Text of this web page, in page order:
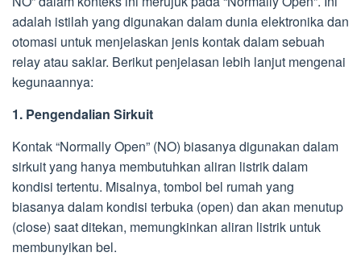
adalah istilah yang digunakan dalam dunia elektronika dan
otomasi untuk menjelaskan jenis kontak dalam sebuah
relay atau saklar. Berikut penjelasan lebih lanjut mengenai
kegunaannya:
1. Pengendalian Sirkuit
Kontak “Normally Open” (NO) biasanya digunakan dalam
sirkuit yang hanya membutuhkan aliran listrik dalam
kondisi tertentu. Misalnya, tombol bel rumah yang
biasanya dalam kondisi terbuka (open) dan akan menutup
(close) saat ditekan, memungkinkan aliran listrik untuk
membunyikan bel.